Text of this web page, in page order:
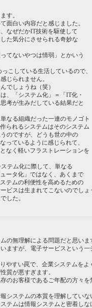
す。
面白い内容だと感じました。
なぜだかIT技術を駆使して
た気分にさせられる奇妙な
てないやつは情弱」とかいう
こしている生活しているので、
じられません。
でしょうね（笑）
、「システム化」＝「IT化・
考が生みだしている結果だと
なる組織だった一連のモノゴト
られるシステムはそのシステム
のですが、どうも世の中の
っているように感じられて、
なく軽いフラストレーションを
テム化に際して、単なる
ータ化」ではなく、あくまで
テムの利便性を高めるための
ビスは生まれてこないのでしょ
した。
の無理解による問題だと思いま
ますが、電子サービスという
やすい罠で、企業システムをよ
質が悪すぎます。
のお客様であるご年配の方々
システムの本質を理解していな
テムは情報システムと密着し